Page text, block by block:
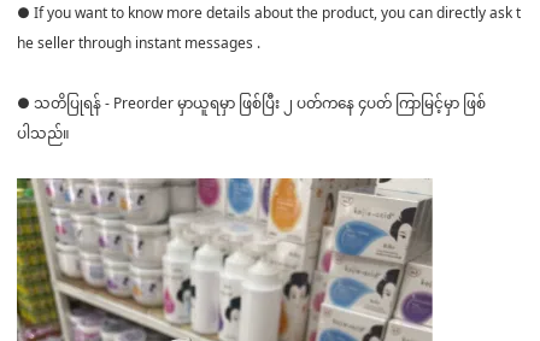
● If you want to know more details about the product, you can directly ask t
he seller through instant messages .
● သတိပြုရန် - Preorder မှာယူရမှာ ဖြစ်ပြီး ၂ ပတ်ကနေ ၄ပတ် ကြာမြင့်မှာ ဖြစ်
ပါသည်။